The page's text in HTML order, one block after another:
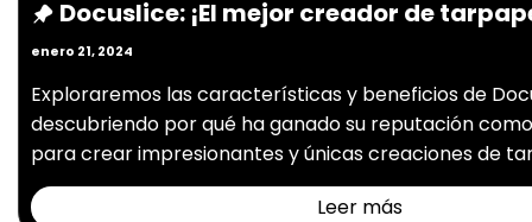
Docuslice: ¡El mejor creador de
enero 21, 2024
Exploraremos las características y beneficios de
descubriendo por qué ha ganado su reputación
para crear impresionantes y únicas creaciones de
Leer más